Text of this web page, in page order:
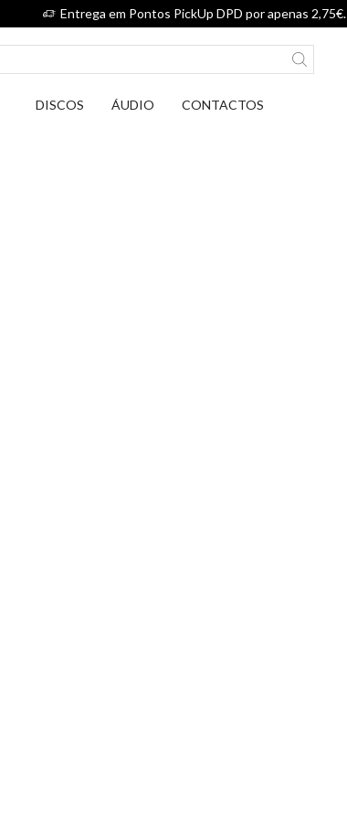
Entrega em Pontos PickUp DPD por apenas 2,75€.
DISCOS ÁUDIO CONTACTOS